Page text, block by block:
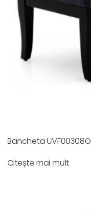
Bancheta UVF00308O
Citește mai mult